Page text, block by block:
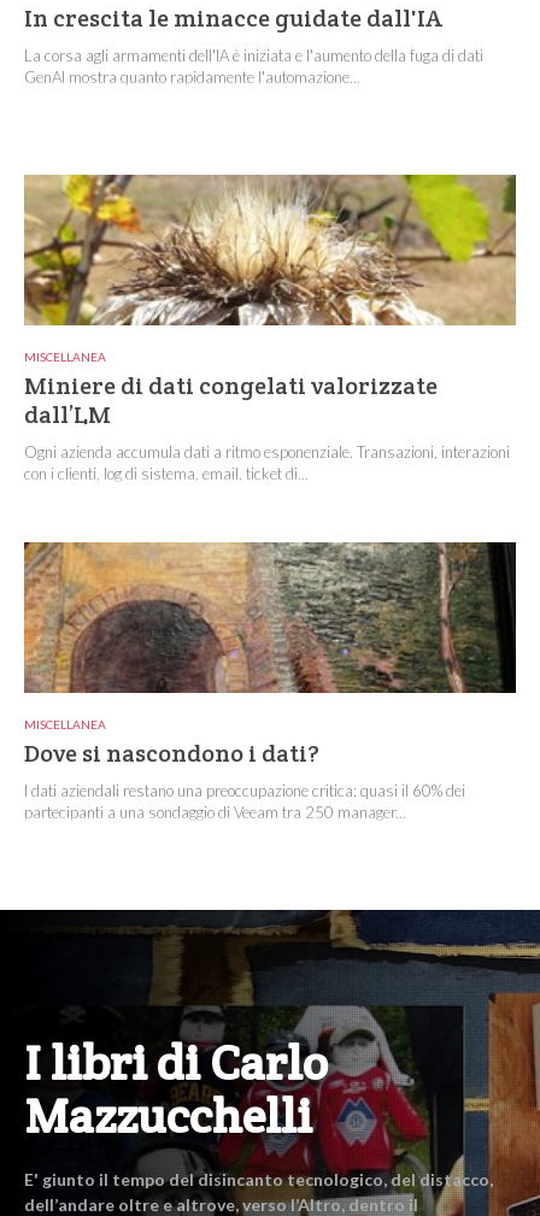
In crescita le minacce guidate dall'IA
La corsa agli armamenti dell'IA è iniziata e l'aumento della fuga di dati
GenAI mostra quanto rapidamente l'automazione...
MISCELLANEA
Miniere di dati congelati valorizzate
dall’LM
Ogni azienda accumula dati a ritmo esponenziale. Transazioni, interazioni
con i clienti, log di sistema, email, ticket di...
MISCELLANEA
Dove si nascondono i dati?
I dati aziendali restano una preoccupazione critica: quasi il 60% dei
partecipanti a una sondaggio di Veeam tra 250 manager...
I libri di Carlo
Mazzucchelli
E' giunto il tempo del disincanto tecnologico, del distacco,
dell’andare oltre e altrove, verso l’Altro, dentro il